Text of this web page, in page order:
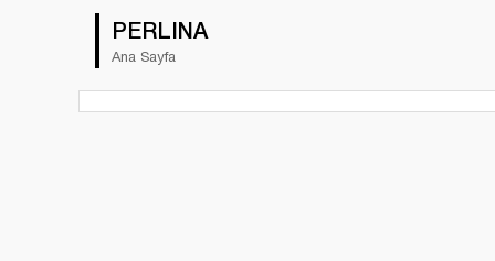
PERLINA
Ana Sayfa